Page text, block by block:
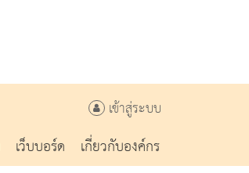
เข้าสู่ระบบ
เว็บบอร์ด
เกี่ยวกับองค์กร